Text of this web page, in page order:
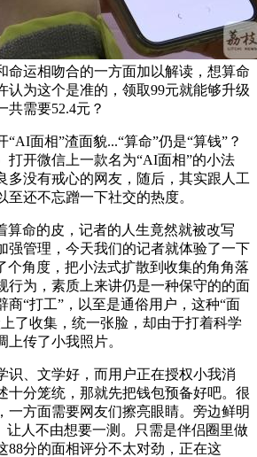
命运相吻合的一方面加以解读，想算命
认为这个是准的，领取99元就能够升级
共需要52.4元？
面相”渣面貌...“算命”仍是“算钱”？
打开微信上一款名为“AI面相”的小法
多没有戒心的网友，随后，其实跟人工
至还不忘蹭一下社交的热度。
命的皮，记者的人生竟然就被改写
强管理，今天我们的记者就体验了一下
个角度，把小法式扩散到收集的角角落
行为，素质上来讲仍是一种保守的的面
商“打工”，以至是通俗用户，这种“面
了收集，统一张脸，却由于打着科学
上传了小我照片。
、文学好，而用户正在授权小我消
十分笼统，那就先把钱包预备好吧。很
一方面需要网友们擦亮眼睛。旁边鲜明
让人不由想要一测。只需是伴侣圈里做
88分的面相评分不太对劲，正在这